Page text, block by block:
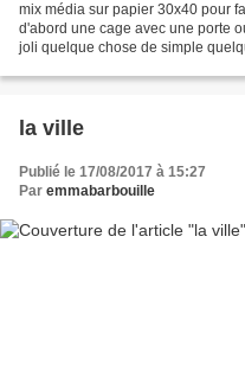
mix média sur papier 30x40 pour
d'abord une cage avec une porte
joli quelque chose de simple
la ville
Publié le 17/08/2017 à 15:27
Par emmabarbouille